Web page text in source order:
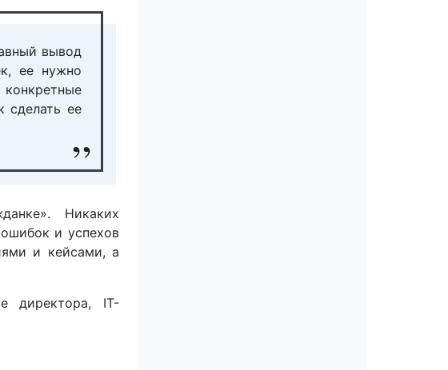
вывод
ее нужно
сделать ее
Никаких
и успехов
и кейсами, а
директора, IT-